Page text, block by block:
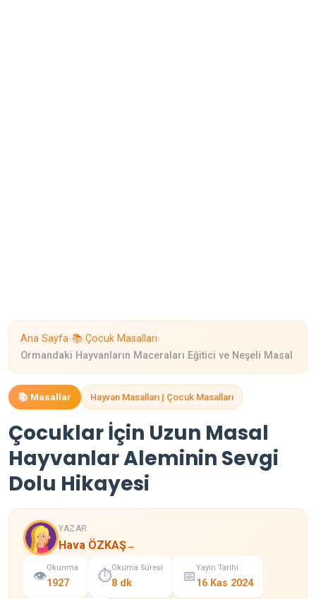
Ana Sayfa›📚 Çocuk Masalları›
Ormandaki Hayvanların Maceraları Eğitici ve Neşeli Masal
📚 Masallar Hayvan Masalları | Çocuk Masalları
Çocuklar İçin Uzun Masal
Hayvanlar Aleminin Sevgi
Dolu Hikayesi
YAZAR
Hava ÖZKAŞ→
👁️
Okunma
1927 ⏱️
Okuma Süresi
8 dk 📅
Yayın Tarihi
16 Kas 2024